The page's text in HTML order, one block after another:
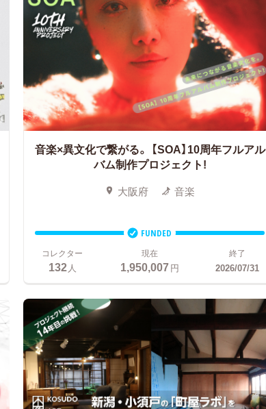
音楽×異文化で繋がる。 【SOA】10周年フルアル
バム制作プロジェクト!
大阪府 音楽
FUNDED
コレクター
132人
現在
1,950,007円
終了
2026/07/31